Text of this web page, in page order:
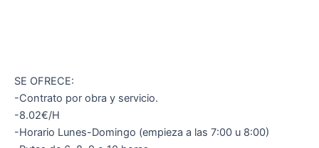
SE OFRECE:
-Contrato por obra y servicio.
-8.02€/H
-Horario Lunes-Domingo (empieza a las 7:00 u 8:00)